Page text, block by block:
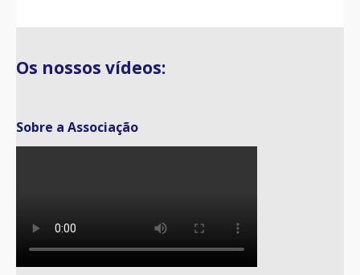
Os nossos vídeos:
Sobre a Associação